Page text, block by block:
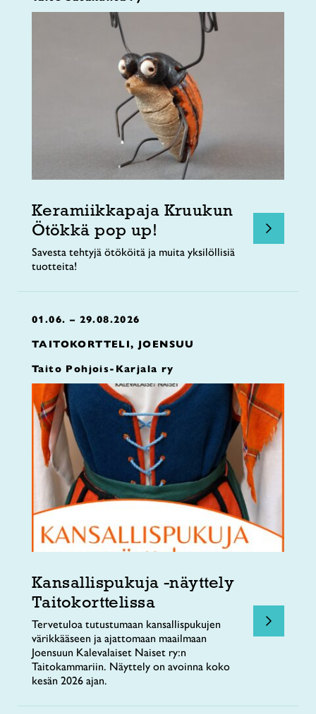
Keramiikkapaja Kruukun
Ötökkä pop up!
Savesta tehtyjä ötököitä ja muita yksilöllisiä
tuotteita!
01.06. – 29.08.2026
TAITOKORTTELI, JOENSUU
Taito Pohjois-Karjala ry
Kansallispukuja -näyttely
Taitokorttelissa
Tervetuloa tutustumaan kansallispukujen
värikkääseen ja ajattomaan maailmaan
Joensuun Kalevalaiset Naiset ry:n
Taitokammariin. Näyttely on avoinna koko
kesän 2026 ajan.